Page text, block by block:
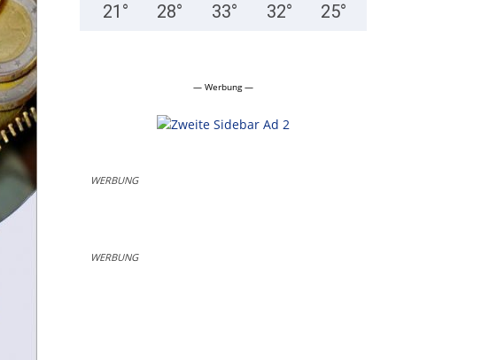
21 ° 28° 33° 32° 25°
— Werbung —
WERBUNG
WERBUNG